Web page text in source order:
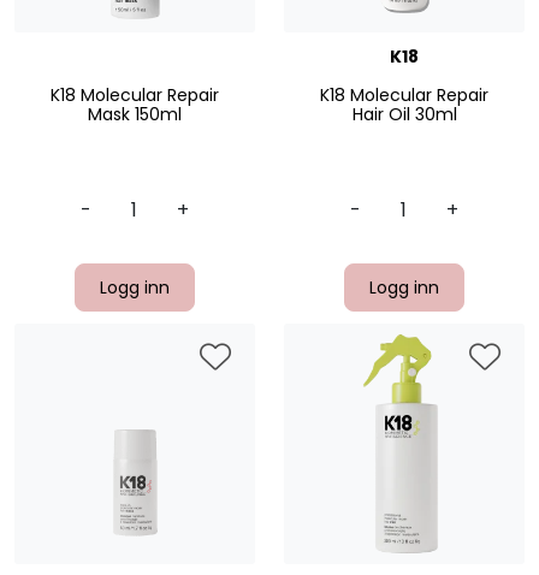
K18 Molecular Repair
Mask 150ml
- +
Logg inn
K18
K18 Molecular Repair
Hair Oil 30ml
- +
Logg inn